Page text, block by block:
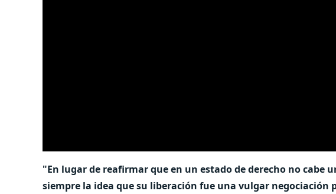
"En lugar de reafirmar que en un estado de derecho no cabe
siempre la idea que su liberación fue una vulgar negociación